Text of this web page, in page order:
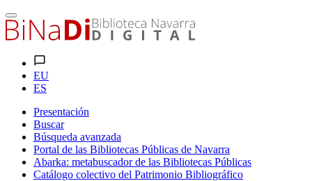
EU
ES
Presentación
Buscar
Búsqueda avanzada
Portal de las Bibliotecas Públicas de Navarra
Abarka: metabuscador de las Bibliotecas Públicas
Catálogo colectivo del Patrimonio Bibliográfico